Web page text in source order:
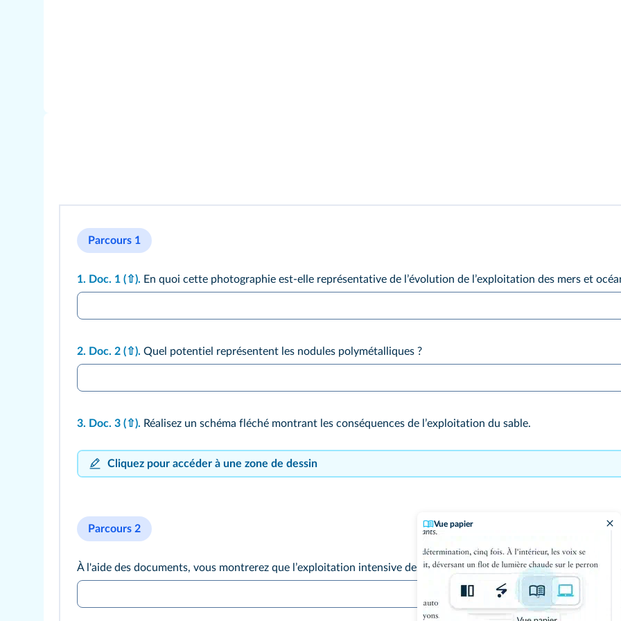
Vue papier
Parcours 1
1. Doc. 1 (⇧). En quoi cette photographie est-elle représentative de lʼévolution de lʼexploitation des mers et
2. Doc. 2 (⇧). Quel potentiel représentent les nodules polymétalliques ?
3. Doc. 3 (⇧). Réalisez un schéma fléché montrant les conséquences de lʼexploitation du sable.
Cliquez pour accéder à une zone de dessin
Parcours 2
À l'aide des documents, vous montrerez que lʼexploitation intensive des ressources maritimes pose des